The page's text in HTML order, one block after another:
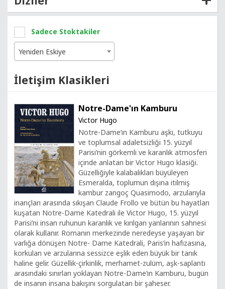
Sadece Stoktakiler
Yeniden Eskiye
İletişim Klasikleri
Notre-Dame'ın Kamburu
Victor Hugo
Notre-Dame’ın Kamburu aşkı, tutkuyu
ve toplumsal adaletsizliği 15. yüzyıl
Parisi’nin görkemli ve karanlık atmosferi
içinde anlatan bir Victor Hugo klasiği.
Güzelliğiyle kalabalıkları büyüleyen
Esmeralda, toplumun dışına itilmiş
kambur zangoç Quasimodo, arzularıyla
inançları arasında sıkışan Claude Frollo ve bütün bu hayatları
kuşatan Notre-Dame Katedrali ile Victor Hugo, 15. yüzyıl
Parisi’ni insan ruhunun karanlık ve kırılgan yanlarının sahnesi
olarak kullanır. Romanın merkezinde neredeyse yaşayan bir
varlığa dönüşen Notre- Dame Katedrali, Paris’in hafızasına,
korkuları ve arzularına sessizce eşlik eden büyük bir tanık
haline gelir. Güzellik-çirkinlik, merhamet-zulüm, aşk-saplantı
arasındaki sınırları yoklayan Notre-Dame’ın Kamburu, bugün
de insanın insana bakışını sorgulatan bir şaheser.